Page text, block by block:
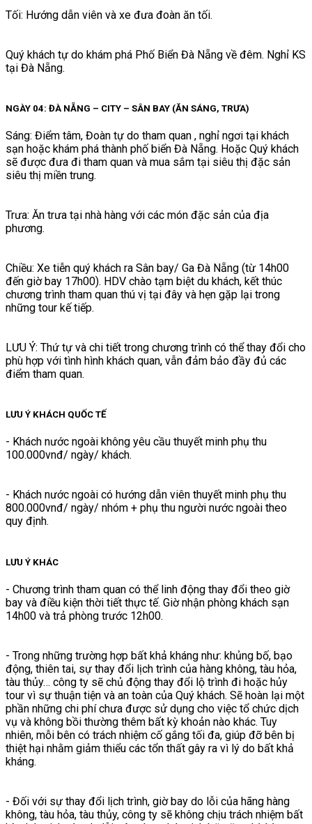
Tối: Hướng dẫn viên và xe đưa đoàn ăn tối.
Quý khách tự do khám phá Phố Biển Đà Nẵng về đêm. Nghỉ KS
tại Đà Nẵng.
NGÀY 04: ĐÀ NẴNG – CITY – SÂN BAY (ĂN SÁNG, TRƯA)
Sáng: Điểm tâm, Đoàn tự do tham quan , nghỉ ngơi tại khách
sạn hoặc khám phá thành phố biển Đà Nẵng. Hoặc Quý khách
sẽ được đưa đi tham quan và mua sắm tại siêu thị đặc sản
siêu thị miền trung.
Trưa: Ăn trưa tại nhà hàng với các món đặc sản của địa
phương.
Chiều: Xe tiễn quý khách ra Sân bay/ Ga Đà Nẵng (từ 14h00
đến giờ bay 17h00). HDV chào tạm biệt du khách, kết thúc
chương trình tham quan thú vị tại đây và hẹn gặp lại trong
những tour kế tiếp.
LƯU Ý: Thứ tự và chi tiết trong chương trình có thể thay đổi cho
phù hợp với tình hình khách quan, vẫn đảm bảo đầy đủ các
điểm tham quan.
LƯU Ý KHÁCH QUỐC TẾ
- Khách nước ngoài không yêu cầu thuyết minh phụ thu
100.000vnđ/ ngày/ khách.
- Khách nước ngoài có hướng dẫn viên thuyết minh phụ thu
800.000vnđ/ ngày/ nhóm + phụ thu người nước ngoài theo
quy định.
LƯU Ý KHÁC
- Chương trình tham quan có thể linh động thay đổi theo giờ
bay và điều kiện thời tiết thực tế. Giờ nhận phòng khách sạn
14h00 và trả phòng trước 12h00.
- Trong những trường hợp bất khả kháng như: khủng bố, bạo
động, thiên tai, sự thay đổi lịch trình của hàng không, tàu hỏa,
tàu thủy… công ty sẽ chủ động thay đổi lộ trình đi hoặc hủy
tour vì sự thuận tiện và an toàn của Quý khách. Sẽ hoàn lại một
phần những chi phí chưa được sử dụng cho việc tổ chức dịch
vụ và không bồi thường thêm bất kỳ khoản nào khác. Tuy
nhiên, mỗi bên có trách nhiệm cố gắng tối đa, giúp đỡ bên bị
thiệt hại nhằm giảm thiểu các tổn thất gây ra vì lý do bất khả
kháng.
- Đối với sự thay đổi lịch trình, giờ bay do lỗi của hãng hàng
không, tàu hỏa, tàu thủy, công ty sẽ không chịu trách nhiệm bất